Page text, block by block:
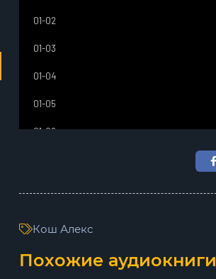
01-02
01-03
01-04
01-05
01-06
02-01
Кош Алекс
Похожие аудиокниги